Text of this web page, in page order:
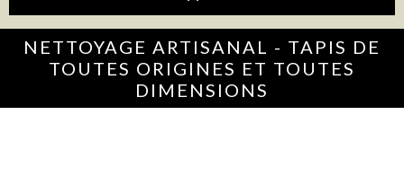
NETTOYAGE ARTISANAL - TAPIS DE
TOUTES ORIGINES ET TOUTES
DIMENSIONS